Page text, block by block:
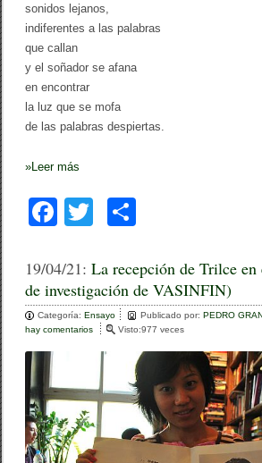
sonidos lejanos,
indiferentes a las palabras
que callan
y el soñador se afana
en encontrar
la luz que se mofa
de las palabras despiertas.
»Leer más
F
c
e
b
o
k
tt
er
m
p
ar
tir
19/04/21:La recepción de Trilce
de investigación de VASINFIN)
Categoría:Ensayo Publicado por:PEDRO
hay comentarios
e
c
e
p
c
Visto:977 veces